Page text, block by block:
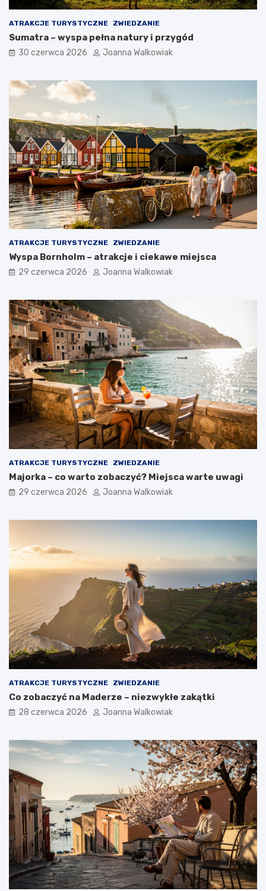
ATRAKCJE TURYSTYCZNE ZWIEDZANIE
Sumatra – wyspa pełna natury i przygód
30 czerwca 2026 Joanna Walkowiak
ATRAKCJE TURYSTYCZNE ZWIEDZANIE
Wyspa Bornholm – atrakcje i ciekawe miejsca
29 czerwca 2026 Joanna Walkowiak
ATRAKCJE TURYSTYCZNE ZWIEDZANIE
Majorka – co warto zobaczyć? Miejsca warte uwagi
29 czerwca 2026 Joanna Walkowiak
ATRAKCJE TURYSTYCZNE ZWIEDZANIE
Co zobaczyć na Maderze – niezwykłe zakątki
28 czerwca 2026 Joanna Walkowiak